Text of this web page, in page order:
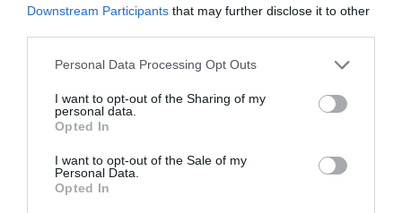
Downstream Participants that may further disclose it to other
Personal Data Processing Opt Outs
I want to opt-out of the Sharing of my
personal data.
Opted In
I want to opt-out of the Sale of my
Personal Data.
Opted In
15oς Ανοιξιάτικος Κύκλος Συναυλιών Οργάνου
2018συνεχίζεται με δύο πασχαλινές συναυλίες στην
Αγγλικανική Εκκλησία, τη Μεγάλη Δευτέρα 2και την
συναυλίες «Litanies -Λιτανείες » και «
Love bade me
welcome and other stories
Η συναυλία τηςΜεγάλης Δευτέρας με τίτλο «Litanies
-Λιτανείες» θα προσφέρει στο κοινό μια κατανυκτική